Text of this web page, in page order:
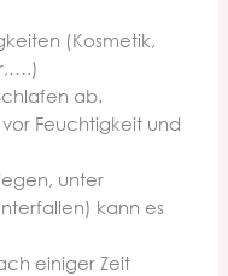
(Kosmetik,
ab.
Feuchtigkeit und
unter
kann es
einiger Zeit